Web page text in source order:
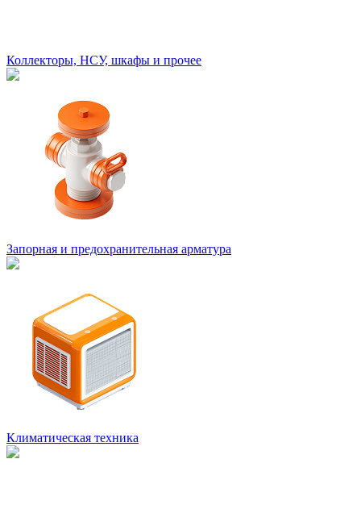
Коллекторы, НСУ, шкафы и прочее
Запорная и предохранительная арматура
Климатическая техника